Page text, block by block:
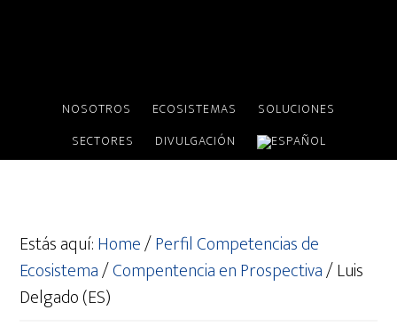
NOSOTROS ECOSISTEMAS
SOLUCIONES
SECTORES
DIVULGACIÓN
Estás aquí:Home/Perfil Competencias de
Ecosistema/Compentencia en Prospectiva/Luis
Delgado (ES)